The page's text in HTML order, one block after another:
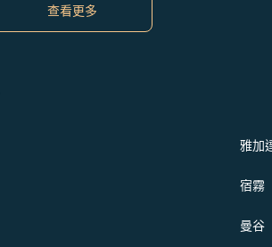
查看更多
雅加
宿霧
曼谷